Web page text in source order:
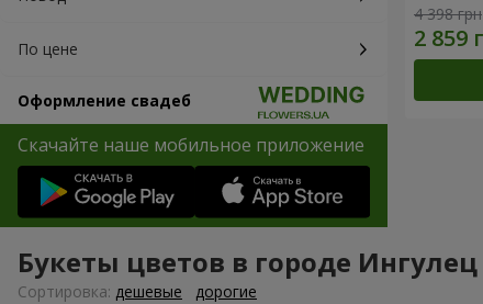
По цене
Оформление свадеб
Скачайте наше мобильное приложение
4 398 грн
Букеты цветов в городе Ингулец
Cортировка: дешевые дорогие